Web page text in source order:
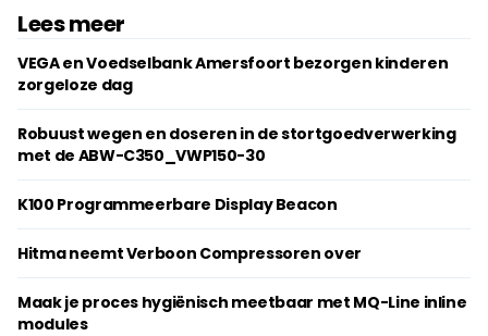
Lees meer
VEGA en Voedselbank Amersfoort bezorgen kinderen
zorgeloze dag
Robuust wegen en doseren in de stortgoedverwerking
met de ABW-C350_VWP150-30
K100 Programmeerbare Display Beacon
Hitma neemt Verboon Compressoren over
Maak je proces hygiënisch meetbaar met MQ-Line inline
modules